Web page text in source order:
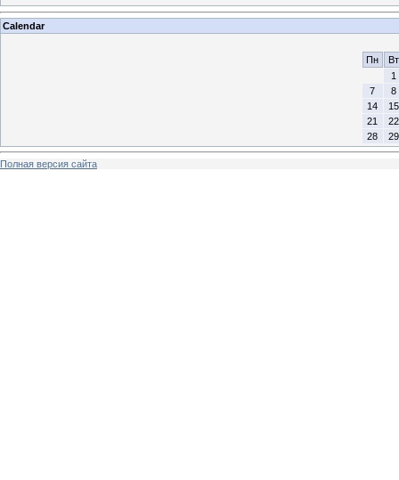
Calendar
Пн
Вт
1
7
8
14
15
21
22
28
29
Полная версия сайта